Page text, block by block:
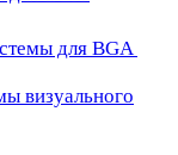
для BGA
визуального